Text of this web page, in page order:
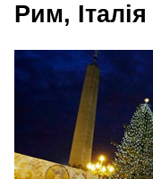
Рим, Італія